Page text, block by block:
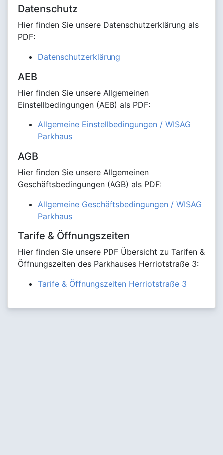
Datenschutz
Hier finden Sie unsere Datenschutzerklärung als
PDF:
Datenschutzerklärung
AEB
Hier finden Sie unsere Allgemeinen
Einstellbedingungen (AEB) als PDF:
Allgemeine Einstellbedingungen / WISAG
Parkhaus
AGB
Hier finden Sie unsere Allgemeinen
Geschäftsbedingungen (AGB) als PDF:
Allgemeine Geschäftsbedingungen / WISAG
Parkhaus
Tarife & Öffnungszeiten
Hier finden Sie unsere PDF Übersicht zu Tarifen &
Öffnungszeiten des Parkhauses Herriotstraße 3:
Tarife & Öffnungszeiten Herriotstraße 3